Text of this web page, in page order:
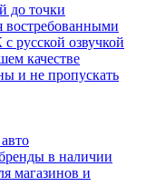
до точки
востребованными
русской озвучкой
качестве
и не пропускать
в наличии
магазинов и